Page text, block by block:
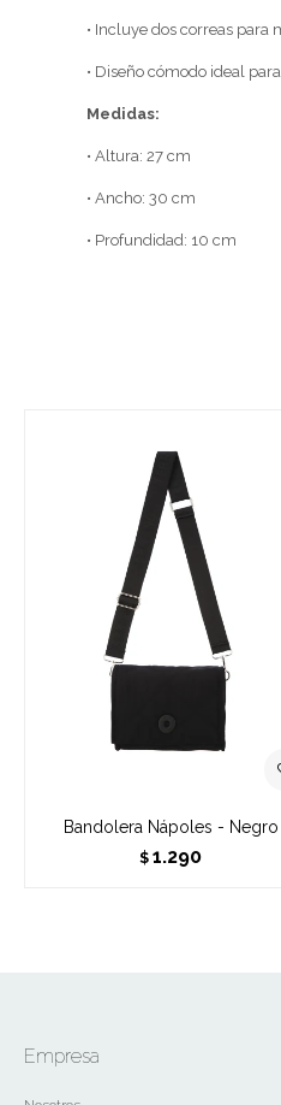
• Incluye dos correas para
• Diseño cómodo ideal
Medidas:
• Altura: 27 cm
• Ancho: 30 cm
• Profundidad: 10 cm
Bandolera Nápoles - Negro
$ 1.290
Empresa